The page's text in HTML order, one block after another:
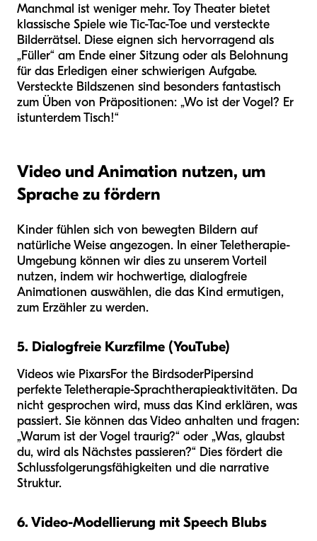
Manchmal ist weniger mehr. Toy Theater bietet
klassische Spiele wie Tic-Tac-Toe und versteckte
Bilderrätsel. Diese eignen sich hervorragend als
„Füller“ am Ende einer Sitzung oder als Belohnung
für das Erledigen einer schwierigen Aufgabe.
Versteckte Bildszenen sind besonders fantastisch
zum Üben von Präpositionen: „Wo ist der Vogel? Er
istunterdem Tisch!“
Video und Animation nutzen, um
Sprache zu fördern
Kinder fühlen sich von bewegten Bildern auf
natürliche Weise angezogen. In einer Teletherapie-
Umgebung können wir dies zu unserem Vorteil
nutzen, indem wir hochwertige, dialogfreie
Animationen auswählen, die das Kind ermutigen,
zum Erzähler zu werden.
5. Dialogfreie Kurzfilme (YouTube)
Videos wie PixarsFor the BirdsoderPipersind
perfekte Teletherapie-Sprachtherapieaktivitäten. Da
nicht gesprochen wird, muss das Kind erklären, was
passiert. Sie können das Video anhalten und fragen:
„Warum ist der Vogel traurig?“ oder „Was, glaubst
du, wird als Nächstes passieren?“ Dies fördert die
Schlussfolgerungsfähigkeiten und die narrative
Struktur.
6. Video-Modellierung mit Speech Blubs